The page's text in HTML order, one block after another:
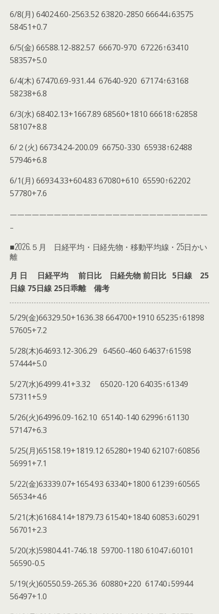
6/8(月) 64024.60-2563.52 63820-2850 66644↓63575
58451+0.7
6/5(金) 66588.12-882.57 66670-970 67226↑63410
58357+5.0
6/4(木) 67470.69-931.44 67640-920 67174↑63168
58238+6.8
6/3(水) 68402.13+1667.89 68560+1810 66618↑62858
58107+8.8
6/２(火) 66734.24-200.09 66750-330 65938↑62488
57946+6.8
6/1(月) 66934.33+604.83 67080+610 65590↑62202
57780+7.6
———————————————————————————
–
■2026.５月 日経平均・日経先物・移動平均線・25日かい
離
月 日 日経平均 前日比 日経先物 前日比 5日線 25
日線 75日線 25日乖離 備考
5/29(金)66329.50+1636.38 664700+1910 65235↑61898
57605+7.2
5/28(木)64693.12-306.29 64560-460 64637↑61598
57444+5.0
5/27(水)64999.41+3.32 65020-120 64035↑61349
57311+5.9
5/26(火)64996.09-162.10 65140-140 62996↑61130
57147+6.3
5/25(月)65158.19+1819.12 65280+1940 62107↑60856
56991+7.1
5/22(金)63339.07+1654.93 63340+1800 61239↑60565
56534+4.6
5/21(木)61684.14+1879.73 61540+1840 60853↓60291
56701+2.3
5/20(水)59804.41-746.18 59700-1180 61047↓60101
56590-0.5
5/19(火)60550.59-265.36 60880+220 61740↓59944
56497+1.0